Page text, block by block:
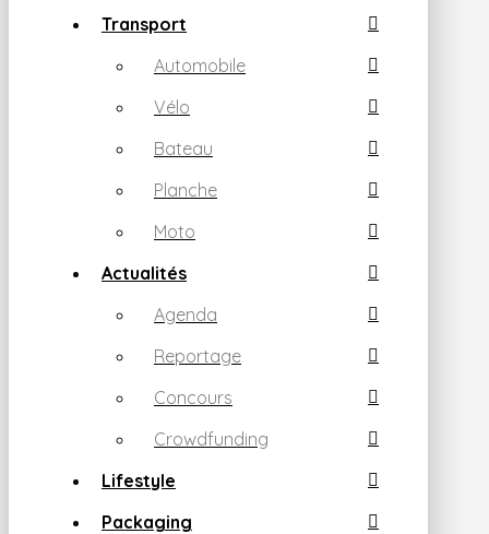
Transport
Automobile
Vélo
Bateau
Planche
Moto
Actualités
Agenda
Reportage
Concours
Crowdfunding
Lifestyle
Packaging